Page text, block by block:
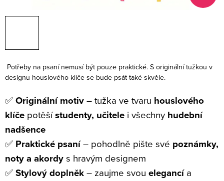
Potřeby na psaní nemusí být pouze praktické. S originální tužkou v
designu houslového klíče se bude psát také skvěle.
✅Originální motiv– tužka ve tvaru houslového
klíče potěšístudenty, učitele i všechny hudební
nadšence
✅ Praktické psaní– pohodlně pište své poznámky,
noty a akordys hravým designem
✅Stylový doplněk– zaujme svou elegancía